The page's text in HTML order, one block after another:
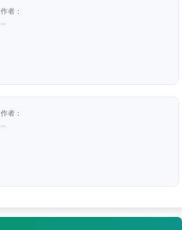
作者：
作者：